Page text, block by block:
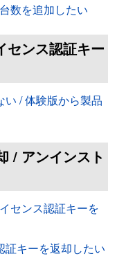
数を追加したい
センス認証キー
い / 体験版から製品
/ アンインスト
センス認証キーを
証キーを返却したい